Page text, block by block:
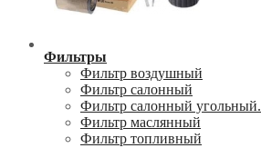
Фильтры
Фильтр воздушный
Фильтр салонный
Фильтр салонный угольный.
Фильтр маслянный
Фильтр топливный